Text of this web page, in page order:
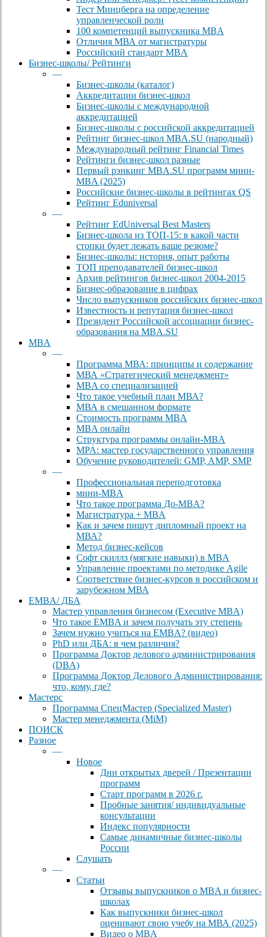
Тест Минцберга на определение
управленческой роли
100 компетенций выпускника MBA
Отличия МВА от магистратуры
Российский стандарт MBA
Бизнес-школы/ Рейтинги
—
Бизнес-школы (каталог)
Аккредитации бизнес-школ
Бизнес-школы с международной
аккредитацией
Бизнес-школы с российской аккредитацией
Рейтинг бизнес-школ MBA.SU (народный)
Международный рейтинг Financial Times
Рейтинги бизнес-школ разные
Первый рэнкинг MBA.SU программ мини-
MBA (2025)
Российские бизнес-школы в рейтингах QS
Рейтинг Eduniversal
—
Рейтинг EdUniversal Best Masters
Бизнес-школа из ТОП-15: в какой части
стопки будет лежать ваше резюме?
Бизнес-школы: история, опыт работы
ТОП преподавателей бизнес-школ
Архив рейтингов бизнес-школ 2004-2015
Бизнес-образование в цифрах
Число выпускников российских бизнес-школ
Известность и репутация бизнес-школ
Президент Российской ассоциации бизнес-
образования на MBA.SU
MBA
—
Программа МВА: принципы и содержание
МВА «Cтратегический менеджмент»
MBA со специализацией
Что такое учебный план МВА?
МВА в смешанном формате
Стоимость программ MBA
MBA онлайн
Cтруктура программы онлайн-MBA
MPA: мастер государственного управления
Обучение руководителей: GMP, AMP, SMP
—
Профессиональная переподготовка
мини-MBA
Что такое программа До-MBA?
Магистратура + MBA
Как и зачем пишут дипломный проект на
МВА?
Метод бизнес-кейсов
Софт скиллз (мягкие навыки) в MBA
Управление проектами по методике Agile
Соответствие бизнес-курсов в российском и
зарубежном МВА
EMBA/ ДБA
Мастер управления бизнесом (Executive MBA)
Что такое EMBA и зачем получать эту степень
Зачем нужно учиться на EMBA? (видео)
PhD или ДБА: в чем различия?
Программа Доктор делового администрирования
(DBА)
Программа Доктор Делового Администрирования:
что, кому, где?
Мастерс
Программа СпецМастер (Specialized Master)
Мастер менеджмента (MiM)
ПОИСК
Разное
—
Новое
Дни открытых дверей / Презентации
программ
Старт программ в 2026 г.
Пробные занятия/ индивидуальные
консультации
Индекс популярности
Самые динамичные бизнес-школы
России
Слушать
—
Статьи
Отзывы выпускников о MBA и бизнес-
школах
Как выпускники бизнес-школ
оценивают свою учебу на МВА (2025)
Видео о MBA